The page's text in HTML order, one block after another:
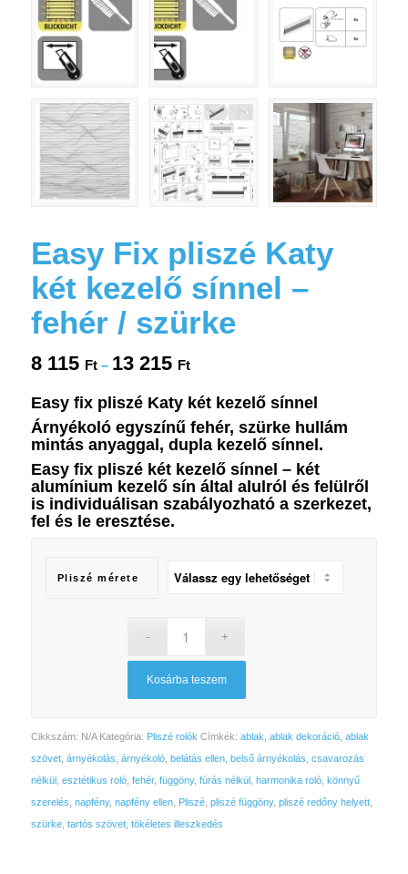
Easy Fix pliszé Katy
két kezelő sínnel –
fehér / szürke
8 115 Ft – 13 215 FtÁrtartomány:
115 Ft
-
13
215 Ft
Easy fix pliszé Katy két kezelő sínnel
Árnyékoló egyszínű fehér, szürke hullám
mintás anyaggal, dupla kezelő sínnel.
Easy fix pliszé két kezelő sínnel – két
alumínium kezelő sín által alulról és felülről
is individuálisan szabályozható a szerkezet,
fel és le eresztése.
Pliszé mérete
Kosárba teszem
Cikkszám: N/A Kategória: Pliszé rolók Címkék: ablak ablak dekoráció, ablak
szövet, árnyékolás árnyékoló, belátás ellen, belső árnyékolás csavarozás
nélkül, esztétikus roló, fehér, függöny, fúrás nélkül, harmonika roló, könnyű
szerelés napfény, napfény ellen, Pliszé, pliszé függöny, pliszé redőny helyett,
szürke, tartós szövet, tökéletes illeszkedés